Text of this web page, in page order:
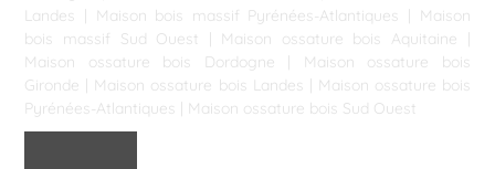
Landes | Maison bois massif Pyrénées-Atlantiques |
Maison
bois massif Sud Ouest
| Maison ossature bois Aquitaine |
Maison ossature bois Dordogne |
Maison ossature bois
Gironde | Maison ossature bois Landes | Maison ossature bois
Pyrénées-Atlantiques | Maison ossature bois Sud Ouest